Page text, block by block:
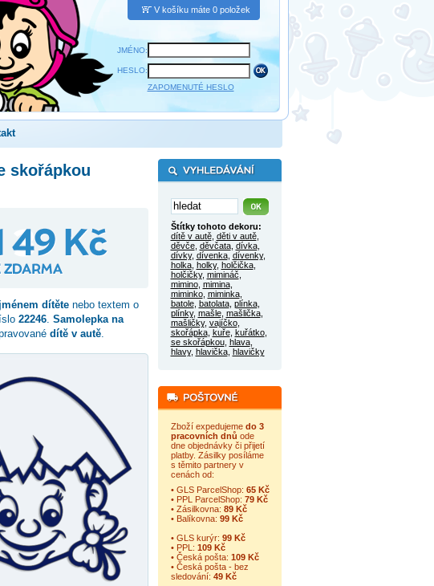
V košíku máte 0 položek
JMÉNO:
HESLO:
ZAPOMENUTÉ HESLO
skořápkou
jménem dítětenebo textem o
22246. Samolepka na
dítě v autě.
Štítky tohoto dekoru:
dítě v autě, děti v autě,
děvče, děvčata, dívka,
dívky, dívenka, dívenky,
holka, holky, holčička,
holčičky, mimináč
mimino, mimina,
miminko, miminka,
batole, batolata, plínka,
plínky, mašle, mašlička,
mašličky, vajíčko,
skořápka, kuře, kuřátko,
se skořápkou, hlava,
hlavy, hlavička, hlavičky
Zboží expedujeme do 3
pracovních dnů ode
dne objednávky či přijetí
platby. Zásilky posíláme
s těmito partnery v
cenách od:
• GLS ParcelShop: 65 Kč
• PPL ParcelShop: 79 Kč
• Zásilkovna: 89 Kč
• Balíkovna: 99 Kč
• GLS kurýr: 99 Kč
• PPL: 109 Kč
• Česká pošta: 109 Kč
• Česká pošta - bez
sledování: 49 Kč